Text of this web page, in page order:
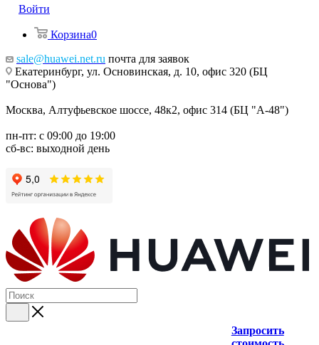
Войти
Корзина0
sale@huawei.net.ru почта для заявок
Екатеринбург, ул. Основинская, д. 10, офис 320 (БЦ
"Основа")
Москва, Алтуфьевское шоссе, 48к2, офис 314 (БЦ "А-48")
пн-пт: с 09:00 до 19:00
сб-вс: выходной день
Запросить